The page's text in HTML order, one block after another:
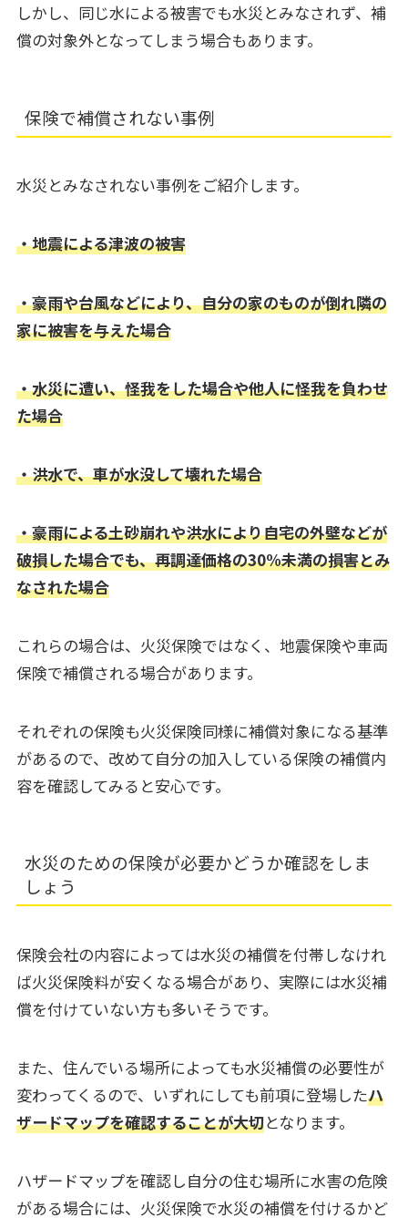
しかし、同じ水による被害でも水災とみなされず、補
償の対象外となってしまう場合もあります。
保険で補償されない事例
水災とみなされない事例をご紹介します。
・地震による津波の被害
・豪雨や台風などにより、自分の家のものが倒れ隣の
家に被害を与えた場合
・水災に遭い、怪我をした場合や他人に怪我を負わせ
た場合
・洪水で、車が水没して壊れた場合
・豪雨による土砂崩れや洪水により自宅の外壁などが
破損した場合でも、再調達価格の30%未満の損害とみ
なされた場合
これらの場合は、火災保険ではなく、地震保険や車両
保険で補償される場合があります。
それぞれの保険も火災保険同様に補償対象になる基準
があるので、改めて自分の加入している保険の補償内
容を確認してみると安心です。
水災のための保険が必要かどうか確認をしま
しょう
保険会社の内容によっては水災の補償を付帯しなけれ
ば火災保険料が安くなる場合があり、実際には水災補
償を付けていない方も多いそうです。
また、住んでいる場所によっても水災補償の必要性が
変わってくるので、いずれにしても前項に登場したハ
ザードマップを確認することが大切となります。
ハザードマップを確認し自分の住む場所に水害の危険
がある場合には、火災保険で水災の補償を付けるかど